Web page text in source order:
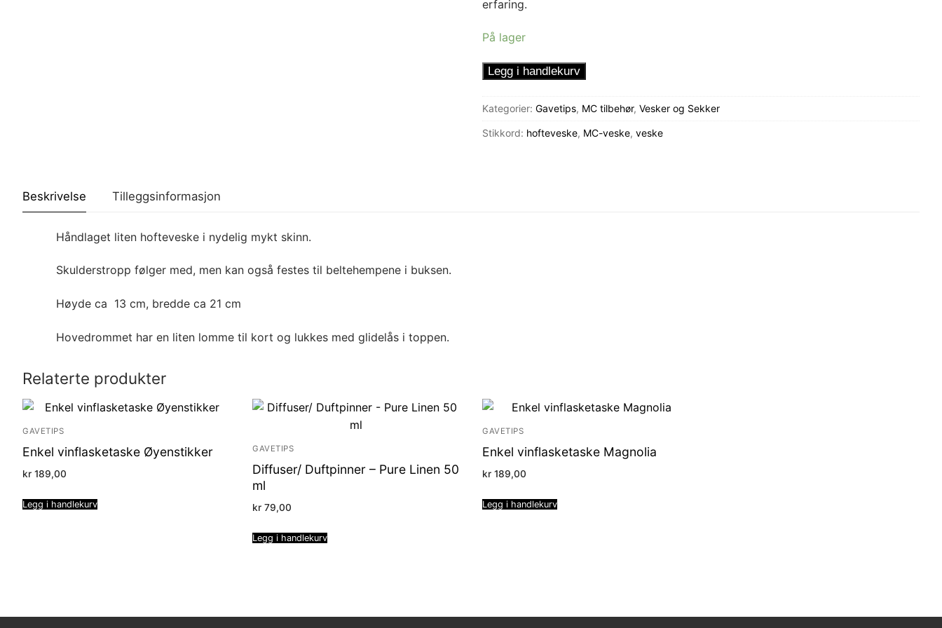
erfaring.
På lager
Hofteveske
Sassy
antall
Legg i handlekurv
Kategorier: Gavetips, MC tilbehør, Vesker og Sekker
Stikkord: hofteveske, MC-veske, veske
Beskrivelse Tilleggsinformasjon
Håndlaget liten hofteveske i nydelig mykt skinn.
Skulderstropp følger med, men kan også festes til beltehempene i buksen.
Høyde ca 13 cm, bredde ca 21 cm
Hovedrommet har en liten lomme til kort og lukkes med glidelås i toppen.
Relaterte produkter
GAVETIPS
Enkel vinflasketaske Øyenstikker
kr 189,00
Legg i handlekurv
GAVETIPS
Diffuser/ Duftpinner – Pure Linen 50
ml
kr 79,00
Legg i handlekurv
GAVETIPS
Enkel vinflasketaske Magnolia
kr 189,00
Legg i handlekurv